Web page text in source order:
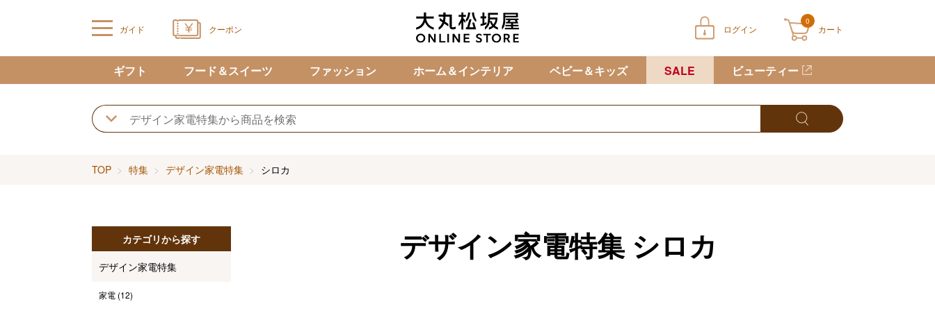
ガイド クーポン ログイン
0
カート
カートに商品が入っていません
ギフト フード＆スイーツ ファッション ホーム＆インテリア ベビー＆キッズ SALE ビューティー
TOP 特集 デザイン家電特集 シロカ
デザイン家電特集 シロカ
カテゴリから探す
デザイン家電特集
家電 (12)